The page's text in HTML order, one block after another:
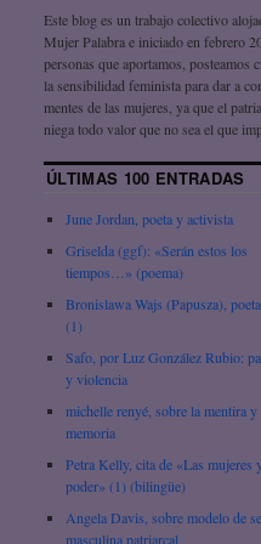
Este blog es un trabajo colectivo
Mujer Palabra e iniciado en febrero
personas que aportamos, posteamos
la sensibilidad feminista para dar a
mentes de las mujeres, ya que el
niega todo valor que no sea el que
ÚLTIMAS 100 ENTRADAS
June Jordan, poeta y activista
Griselda (ggf): «Serán estos los
tiempos…» (poema)
Bronislawa Wajs (Papusza),
(1)
Safo, por Luz González Rubio:
y violencia
michelle renyé, sobre la mentira y
memoria
Petra Kelly, cita de «Las mujeres
poder» (1) (bilingüe)
Angela Davis, sobre modelo de
masculina patriarcal